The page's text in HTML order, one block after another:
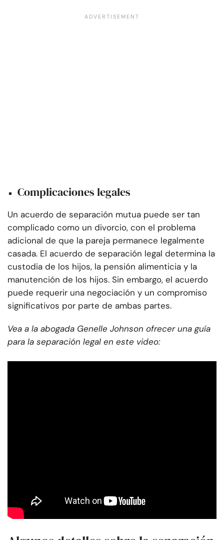
Complicaciones legales
Un acuerdo de separación mutua puede ser tan
complicado como un divorcio, con el problema
adicional de que la pareja permanece legalmente
casada. El acuerdo de separación legal determina la
custodia de los hijos, la pensión alimenticia y la
manutención de los hijos. Sin embargo, el acuerdo
puede requerir una negociación y un compromiso
significativos por parte de ambas partes.
Vea a la abogada Genelle Johnson ofrecer una guía
para la separación legal en este video: